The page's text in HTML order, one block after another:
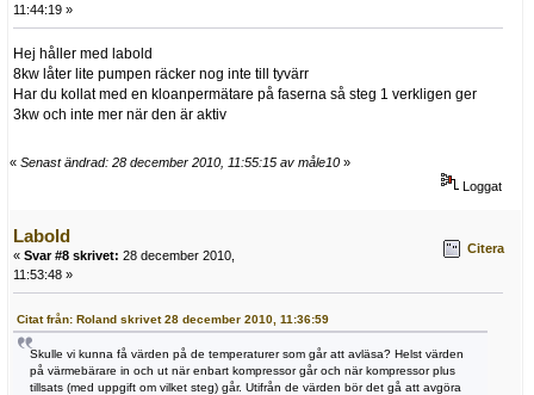
11:44:19 »
Hej håller med labold
8kw låter lite pumpen räcker nog inte till tyvärr
Har du kollat med en kloanpermätare på faserna så steg 1 verkligen ger
3kw och inte mer när den är aktiv
« Senast ändrad: 28 december 2010, 11:55:15 av måle10 »
Loggat
Labold
« Svar #8 skrivet: 28 december 2010,
11:53:48 »
Citera
Citat från: Roland skrivet 28 december 2010, 11:36:59
Skulle vi kunna få värden på de temperaturer som går att avläsa? Helst värden
på värmebärare in och ut när enbart kompressor går och när kompressor plus
tillsats (med uppgift om vilket steg) går. Utifrån de värden bör det gå att avgöra